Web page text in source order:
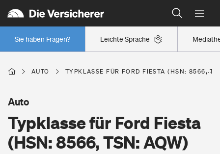
Leichte Sprache
Sie haben Fragen?
Wer versichert was: Jetzt Versicherer finden
Regionalklassen: So ist Ihre Region eingestuft
Wer versichert was: Jetzt Versicherer finden
Berufsunfähigkeitsversicherung
Wohnen
AUTO TYPKLASSE FÜR FORD FIESTA (HSN: 8566,
Typklasse für Ford Fiesta
(HSN: 8566, TSN: AQW)
Auto